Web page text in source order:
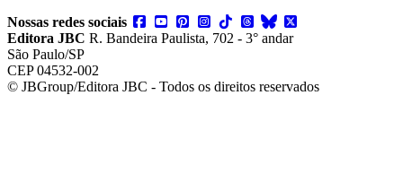
Nossas redes sociais
Editora JBC R. Bandeira Paulista, 702 - 3° andar
São Paulo/SP
CEP 04532-002
© JBGroup/Editora JBC - Todos os direitos reservados